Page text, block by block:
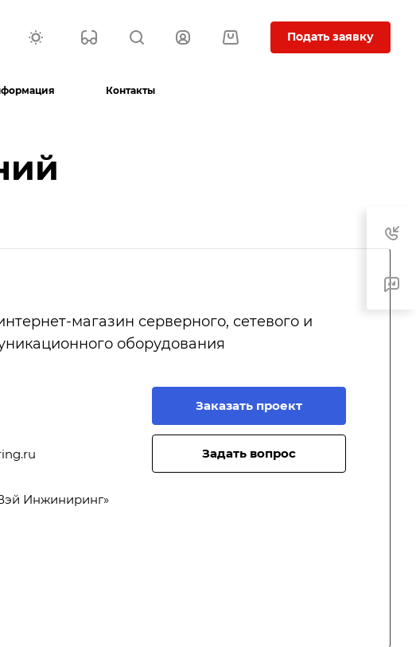
Подать заявку
Контакты
магазин серверного, сетевого и
оборудования
Инжиниринг»
Заказать проект
Задать вопрос